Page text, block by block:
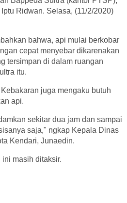
Ridwan. Selasa, (11/2/2020)
bahwa, api mulai berkobar
cepat menyebar dikarenakan
tersimpan di dalam ruangan
itu.
juga mengaku butuh
api.
sekitar dua jam dan sampai
saja," ngkap Kepala Dinas
Kendari, Junaedin.
masih ditaksir.